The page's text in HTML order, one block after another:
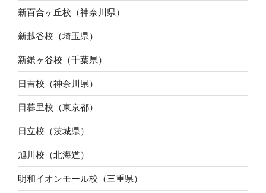
新百合ヶ丘校（神奈川県）
新越谷校（埼玉県）
新鎌ヶ谷校（千葉県）
日吉校（神奈川県）
日暮里校（東京都）
日立校（茨城県）
旭川校（北海道）
明和イオンモール校（三重県）